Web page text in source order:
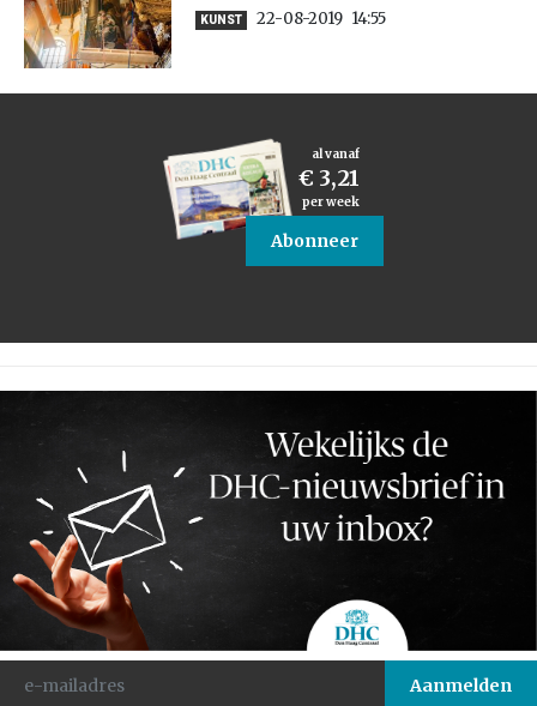
KUNST 22-08-2019 14:55
al vanaf
€ 3,21
per week
Abonneer